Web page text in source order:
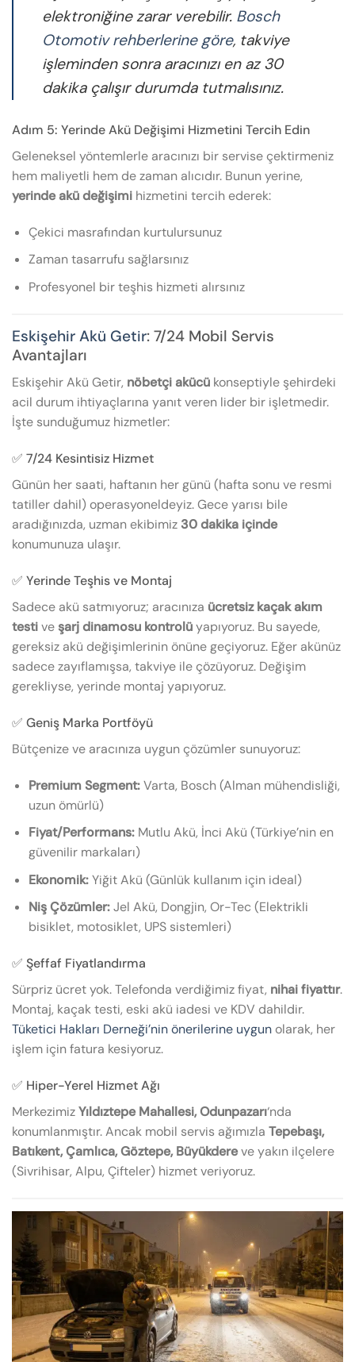
elektroniğine zarar verebilir. Bosch
Otomotiv rehberlerine göre, takviye
işleminden sonra aracınızı en az 30
dakika çalışır durumda tutmalısınız.
Adım 5: Yerinde Akü Değişimi Hizmetini Tercih Edin
Geleneksel yöntemlerle aracınızı bir servise çektirmeniz
hem maliyetli hem de zaman alıcıdır. Bunun yerine,
yerinde akü değişimi hizmetini tercih ederek:
Çekici masrafından kurtulursunuz
Zaman tasarrufu sağlarsınız
Profesyonel bir teşhis hizmeti alırsınız
Eskişehir Akü Getir: 7/24 Mobil Servis
Avantajları
Eskişehir Akü Getir, nöbetçi akücü konseptiyle şehirdeki
acil durum ihtiyaçlarına yanıt veren lider bir işletmedir.
İşte sunduğumuz hizmetler:
✅ 7/24 Kesintisiz Hizmet
Günün her saati, haftanın her günü (hafta sonu ve resmi
tatiller dahil) operasyoneldeyiz. Gece yarısı bile
aradığınızda, uzman ekibimiz 30 dakika içinde
konumunuza ulaşır.
✅ Yerinde Teşhis ve Montaj
Sadece akü satmıyoruz; aracınıza ücretsiz kaçak akım
testiveşarj dinamosu kontrolüyapıyoruz. Bu sayede,
gereksiz akü değişimlerinin önüne geçiyoruz. Eğer akünüz
sadece zayıflamışsa, takviye ile çözüyoruz. Değişim
gerekliyse, yerinde montaj yapıyoruz.
✅ Geniş Marka Portföyü
Bütçenize ve aracınıza uygun çözümler sunuyoruz:
Premium Segment:Varta, Bosch (Alman mühendisliği,
uzun ömürlü)
Fiyat/Performans:Mutlu Akü, İnci Akü (Türkiye’nin en
güvenilir markaları)
Ekonomik:Yiğit Akü (Günlük kullanım için ideal)
Niş Çözümler:Jel Akü, Dongjin, Or-Tec (Elektrikli
bisiklet, motosiklet, UPS sistemleri)
✅ Şeffaf Fiyatlandırma
Sürpriz ücret yok. Telefonda verdiğimiz fiyat, nihai fiyattır.
Montaj, kaçak testi, eski akü iadesi ve KDV dahildir.
Tüketici Hakları Derneği’nin önerilerine uygun olarak, her
işlem için fatura kesiyoruz.
✅ Hiper-Yerel Hizmet Ağı
MerkezimizYıldıztepe Mahallesi, Odunpazarı‘nda
konumlanmıştır. Ancak mobil servis ağımızla Tepebaşı,
Batıkent, Çamlıca, Göztepe, Büyükdereve yakın ilçelere
(Sivrihisar, Alpu, Çifteler) hizmet veriyoruz.